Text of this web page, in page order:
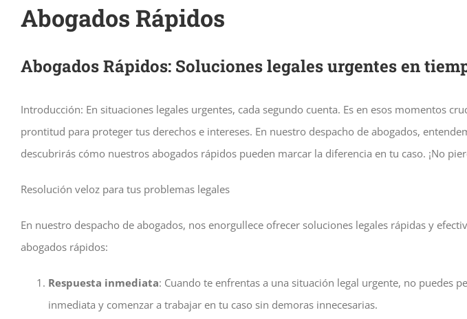
Abogados Rápidos
Abogados Rápidos: Soluciones legales urgentes en
Introducción: En situaciones legales urgentes, cada segundo cuenta. Es en esos momentos
prontitud para proteger tus derechos e intereses. En nuestro despacho de abogados,
descubrirás cómo nuestros abogados rápidos pueden marcar la diferencia en tu caso. ¡No
Resolución veloz para tus problemas legales
En nuestro despacho de abogados, nos enorgullece ofrecer soluciones legales rápidas y
abogados rápidos:
Respuesta inmediata: Cuando te enfrentas a una situación legal urgente, no puedes
inmediata y comenzar a trabajar en tu caso sin demoras innecesarias.